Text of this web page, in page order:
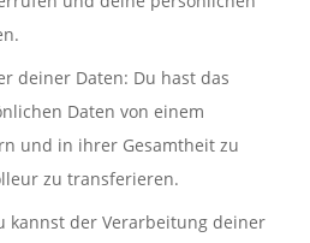
deiner Daten: Du hast das
Daten von einem
und in ihrer Gesamtheit zu
zu transferieren.
kannst der Verarbeitung deiner